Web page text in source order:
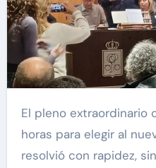
El pleno extraordinario celebrado hoy a las 11
horas para elegir al
resolvió con rapidez,